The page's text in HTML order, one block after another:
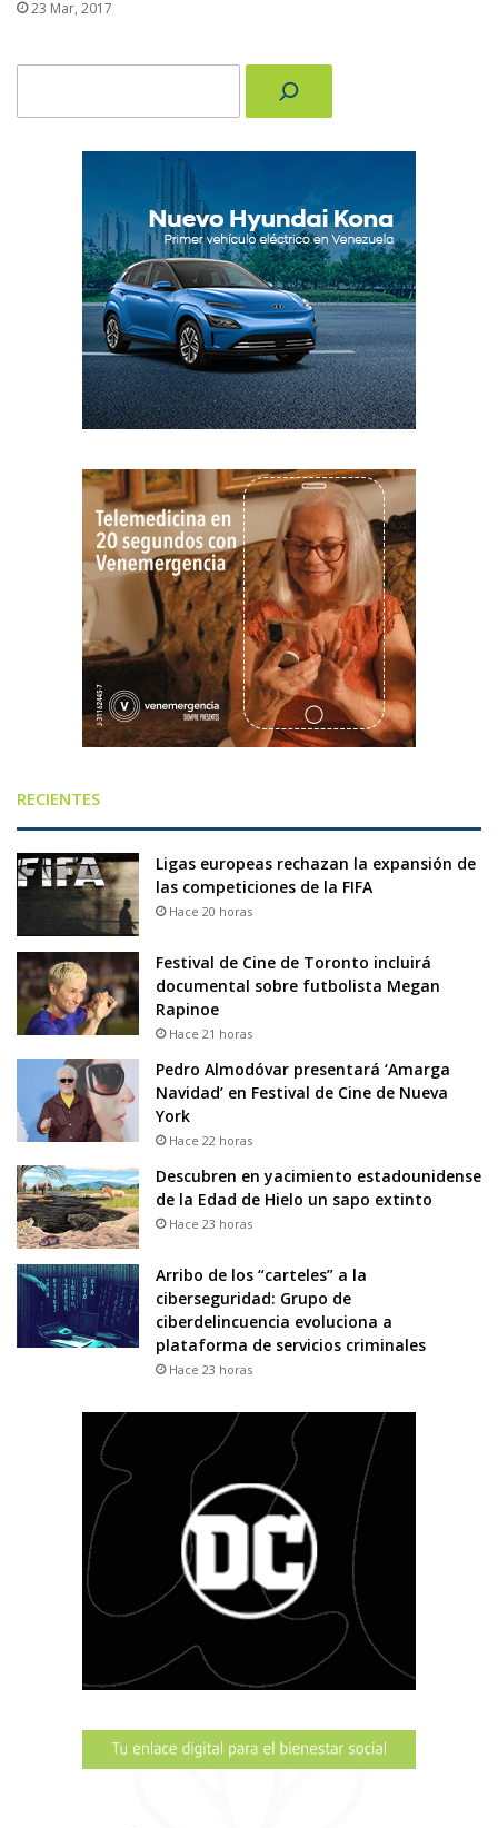
23 Mar, 2017
RECIENTES
Ligas europeas rechazan la expansión de
las competiciones de la FIFA
Hace 20 horas
Festival de Cine de Toronto incluirá
documental sobre futbolista Megan
Rapinoe
Hace 21 horas
Pedro Almodóvar presentará ‘Amarga
Navidad’ en Festival de Cine de Nueva
York
Hace 22 horas
Descubren en yacimiento estadounidense
de la Edad de Hielo un sapo extinto
Hace 23 horas
Arribo de los “carteles” a la
ciberseguridad: Grupo de
ciberdelincuencia evoluciona a
plataforma de servicios criminales
Hace 23 horas